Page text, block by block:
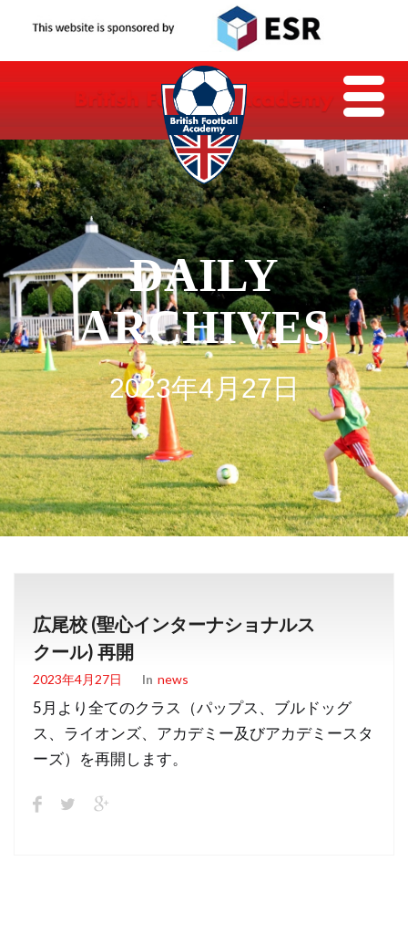
DAILY
ARCHIVES
2023年4月27日
広尾校 (聖心インターナショナルス
クール) 再開
2023年4月27日 In News
5月より全てのクラス（パップス、ブルドッグ
ス、ライオンズ、アカデミー及びアカデミースタ
ーズ）を再開します。